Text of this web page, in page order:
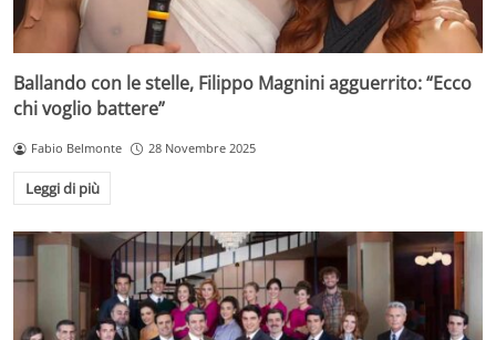
Ballando con le stelle, Filippo Magnini agguerrito: “Ecco
chi voglio battere”
Fabio Belmonte 28 Novembre 2025
Leggi di più